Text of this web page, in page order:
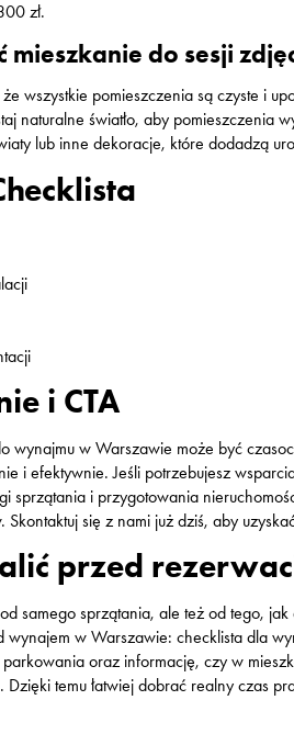
zł.
do sesji
wszystkie pomieszczenia są czyste i
naturalne światło, aby pomieszczenia
lub inne dekoracje, które dodadzą
i CTA
wynajmu w Warszawie może być
i efektywnie. Jeśli potrzebujesz
sprzątania i przygotowania
się z nami już dziś, aby
przed
samego sprzątania, ale też od tego,
wynajem w Warszawie: checklista dla
oraz informację, czy w
temu łatwiej dobrać realny czas